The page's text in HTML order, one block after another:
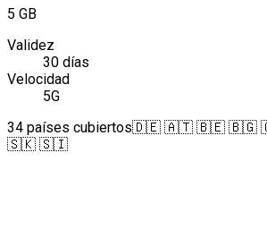
5 GB
Validez
30 días
Velocidad
5G
34 países cubiertos🇩🇪 🇦🇹 🇧🇪 🇧🇬
🇸🇰 🇸🇮